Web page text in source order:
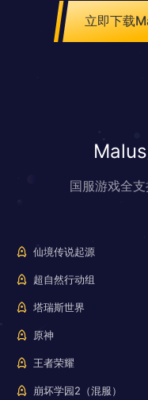
立即下载
国服游戏全
仙境传说起源
超自然行动组
塔瑞斯世界
原神
王者荣耀
崩坏学园2（混服）